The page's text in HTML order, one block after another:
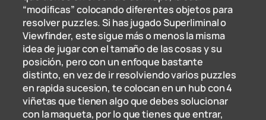
“modificas” colocando diferentes objetos para
resolver puzzles. Si has jugado Superliminal o
Viewfinder, este sigue más o menos la misma
idea de jugar con el tamaño de las cosas y su
posición, pero con un enfoque bastante
distinto, en vez de ir resolviendo varios puzzles
en rapida sucesion, te colocan en un hub con 4
viñetas que tienen algo que debes solucionar
con la maqueta, por lo que tienes que entrar,